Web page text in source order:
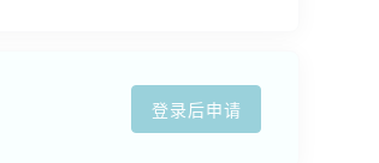
登录后申请